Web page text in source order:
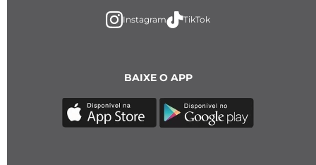
BAIXE O APP
Instagram TikTok